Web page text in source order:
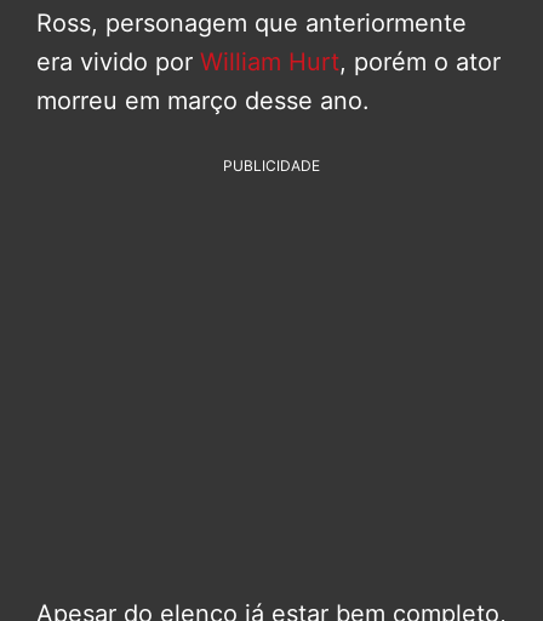
Ross, personagem que anteriormente
era vivido por William Hurt, porém o ator
morreu em março desse ano.
PUBLICIDADE
Apesar do elenco já estar bem completo,